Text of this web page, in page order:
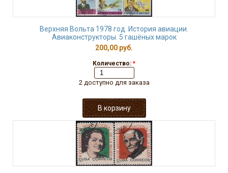
Верхняя Вольта 1978 год. История авиации.
Авиаконструкторы. 5 гашёных марок
200,00 руб.
Количество: *
2 доступно для заказа